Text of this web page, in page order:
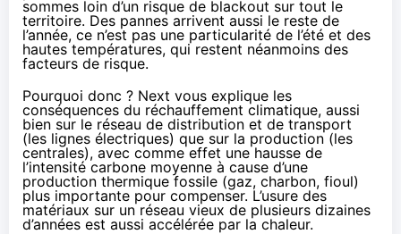
sommes loin d’un risque de blackout sur tout le
territoire. Des pannes arrivent aussi le reste de
l’année, ce n’est pas une particularité de l’été et des
hautes températures, qui restent néanmoins des
facteurs de risque.
Pourquoi donc ? Next vous explique les
conséquences du réchauffement climatique, aussi
bien sur le réseau de distribution et de transport
(les lignes électriques) que sur la production (les
centrales), avec comme effet une hausse de
l’intensité carbone moyenne à cause d’une
production thermique fossile (gaz, charbon, fioul)
plus importante pour compenser. L’usure des
matériaux sur un réseau vieux de plusieurs dizaines
d’années est aussi accélérée par la chaleur.